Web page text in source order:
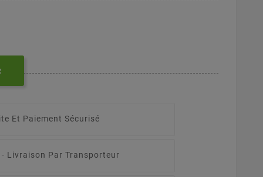
Et Paiement Sécurisé
Livraison Par Transporteur